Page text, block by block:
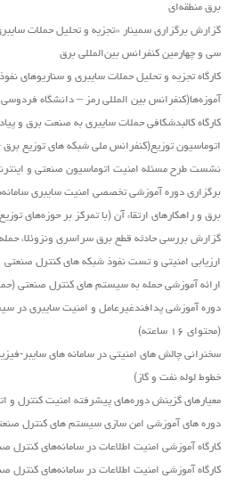
برق منطقه‌ای
گزارش برگزاری سمینار «تجزیه ‌و تحلیل حملات
سی و چهارمین کنفرانس بین‌المللی برق
کارگاه تجزیه و تحلیل حملات سایبری و سناریوهای
آموزه‌ها(کنفرانس بین المللی رمز – دانشگاه
کارگاه کالبدشکافی حملات سایبری به صنعت برق و
اتوماسیون توزیع(کنفرانس ملی شبکه های توزیع برق
نشست طرح مسئله امنیت اتوماسیون صنعتی و
برگزاری دوره آموزشی تخصصی امنیت سایبری
برق و راهکارهای ارتقاء آن (با تمرکز بر حوزه‌های
گزارش بررسی حادثه قطع برق سراسری ونزوئلا،
ارزیابی امنیتی و تست نفوذ شبکه های کنترل صنعتی
ارائه آموزشی حمله به سیستم های کنترل صنعتی
دوره آموزشی پدافندغیرعامل و امنیت سایبری در
(محتوای ۱۶ ساعته)
سخنرانی چالش های امنیتی در سامانه های سایبر-
خطوط لوله نفت و گاز)
معیارهای گزینش دوره‌های پیشرفته امنیت کنترل و
دوره های آموزشی امن سازی سیستم های کنترل
کارگاه آموزشی امنیت اطلاعات در سامانه‌های کنترل
کارگاه آموزشی امنیت اطلاعات در سامانه‌های کنترل